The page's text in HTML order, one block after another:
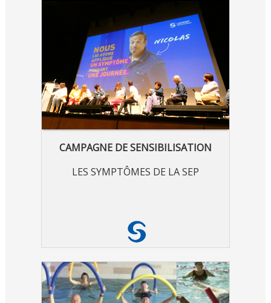
CAMPAGNE DE SENSIBILISATION
LES SYMPTÔMES DE LA SEP